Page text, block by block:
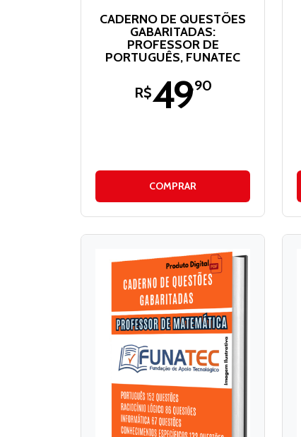
CADERNO DE QUESTÕES
GABARITADAS:
PROFESSOR DE
PORTUGUÊS, FUNATEC
R$49,90
COMPRAR